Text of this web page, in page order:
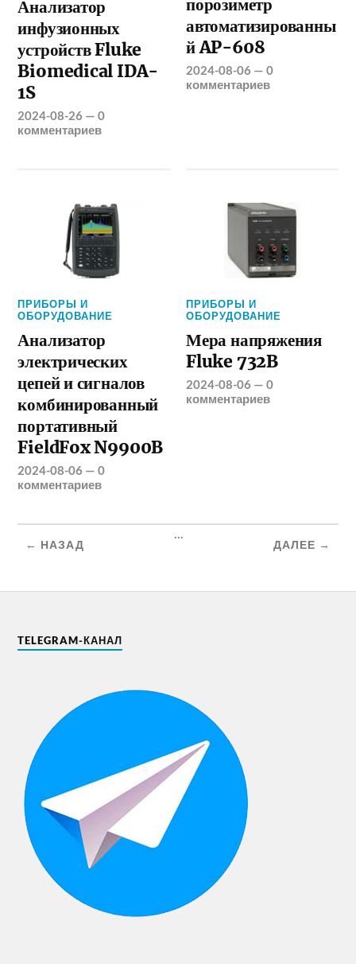
Анализатор
инфузионных
устройств Fluke
Biomedical IDA-
1S
2024-08-26 —0
комментариев
порозиметр
автоматизированны
й AP-608
2024-08-06 —0
комментариев
ПРИБОРЫ И
ОБОРУДОВАНИЕ
Анализатор
электрических
цепей и сигналов
комбинированный
портативный
FieldFox N9900B
2024-08-06 —0
комментариев
ПРИБОРЫ И
ОБОРУДОВАНИЕ
Мера напряжения
Fluke 732B
2024-08-06 —0
комментариев
← НАЗАД
...
ДАЛЕЕ →
TELEGRAM-КАНАЛ